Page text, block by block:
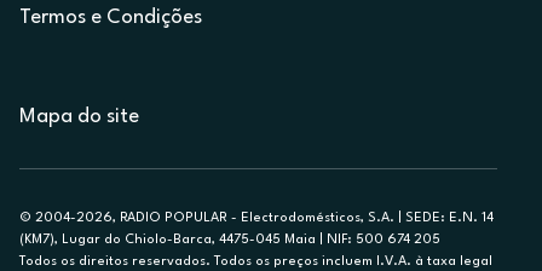
Termos e Condições
Mapa do site
© 2004-2026, RADIO POPULAR - Electrodomésticos, S.A. | SEDE: E.N. 14
(KM7), Lugar do Chiolo-Barca, 4475-045 Maia | NIF: 500 674 205
Todos os direitos reservados. Todos os preços incluem I.V.A. à taxa legal